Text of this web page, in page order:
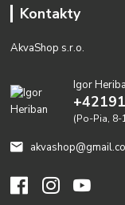
Kontakty
AkvaShop s.r.o.
Igor
(Po-Pia, 8-